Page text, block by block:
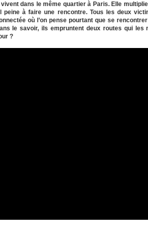
dans le même quartier à Paris. Elle
peine à faire une rencontre. Tous les deux
où l’on pense pourtant que se
le savoir, ils empruntent deux routes qui les
?